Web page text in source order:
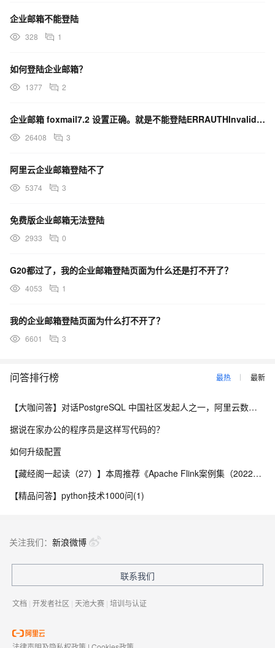
企业邮箱不能登陆
328 1
如何登陆企业邮箱？
1377 2
企业邮箱 foxmail7.2 设置正确。就是不能登陆ERRAUTHInvalid login
26408 3
阿里云企业邮箱登陆不了
5374 3
免费版企业邮箱无法登陆
2933 0
G20都过了，我的企业邮箱登陆页面为什么还是打不开了？
4053 1
我的企业邮箱登陆页面为什么打不开了？
6601 3
问答排行榜 最热 最新
【大咖问答】对话PostgreSQL 中国社区发起人之一，阿里云数据库高级专家 德哥
据说在家办公的程序员是这样写代码的？
如何升级配置
【藏经阁一起读（27）】本周推荐《Apache Flink案例集（2022版）》，你有哪些心得？
【精品问答】python技术1000问(1)
关注我们： 新浪微博
联系我们
文档 | 开发者社区 | 天池大赛 | 培训与认证